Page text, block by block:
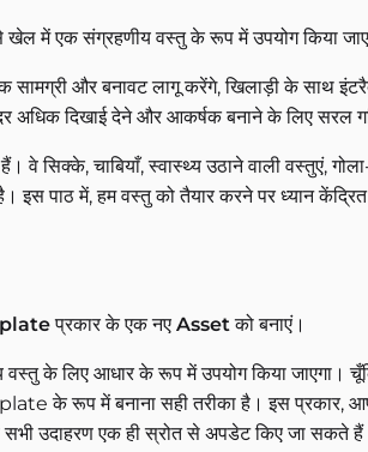
में एक संग्रहणीय वस्तु के रूप में उपयोग किया
सामग्री और बनावट लागू करेंगे, खिलाड़ी के साथ
अधिक दिखाई देने और आकर्षक बनाने के लिए सरल
वे सिक्के, चाबियाँ, स्वास्थ्य उठाने वाली वस्तुएं,
पाठ में, हम वस्तु को तैयार करने पर ध्यान
प्रकार के एक नए Assetको बनाएं।
के लिए आधार के रूप में उपयोग किया जाएगा।
के रूप में बनाना सही तरीका है। इस प्रकार,
उदाहरण एक ही स्रोत से अपडेट किए जा सकते